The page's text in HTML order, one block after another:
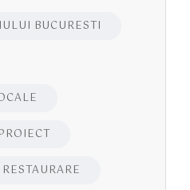
BUCURESTI
PROIECT
RESTAURARE